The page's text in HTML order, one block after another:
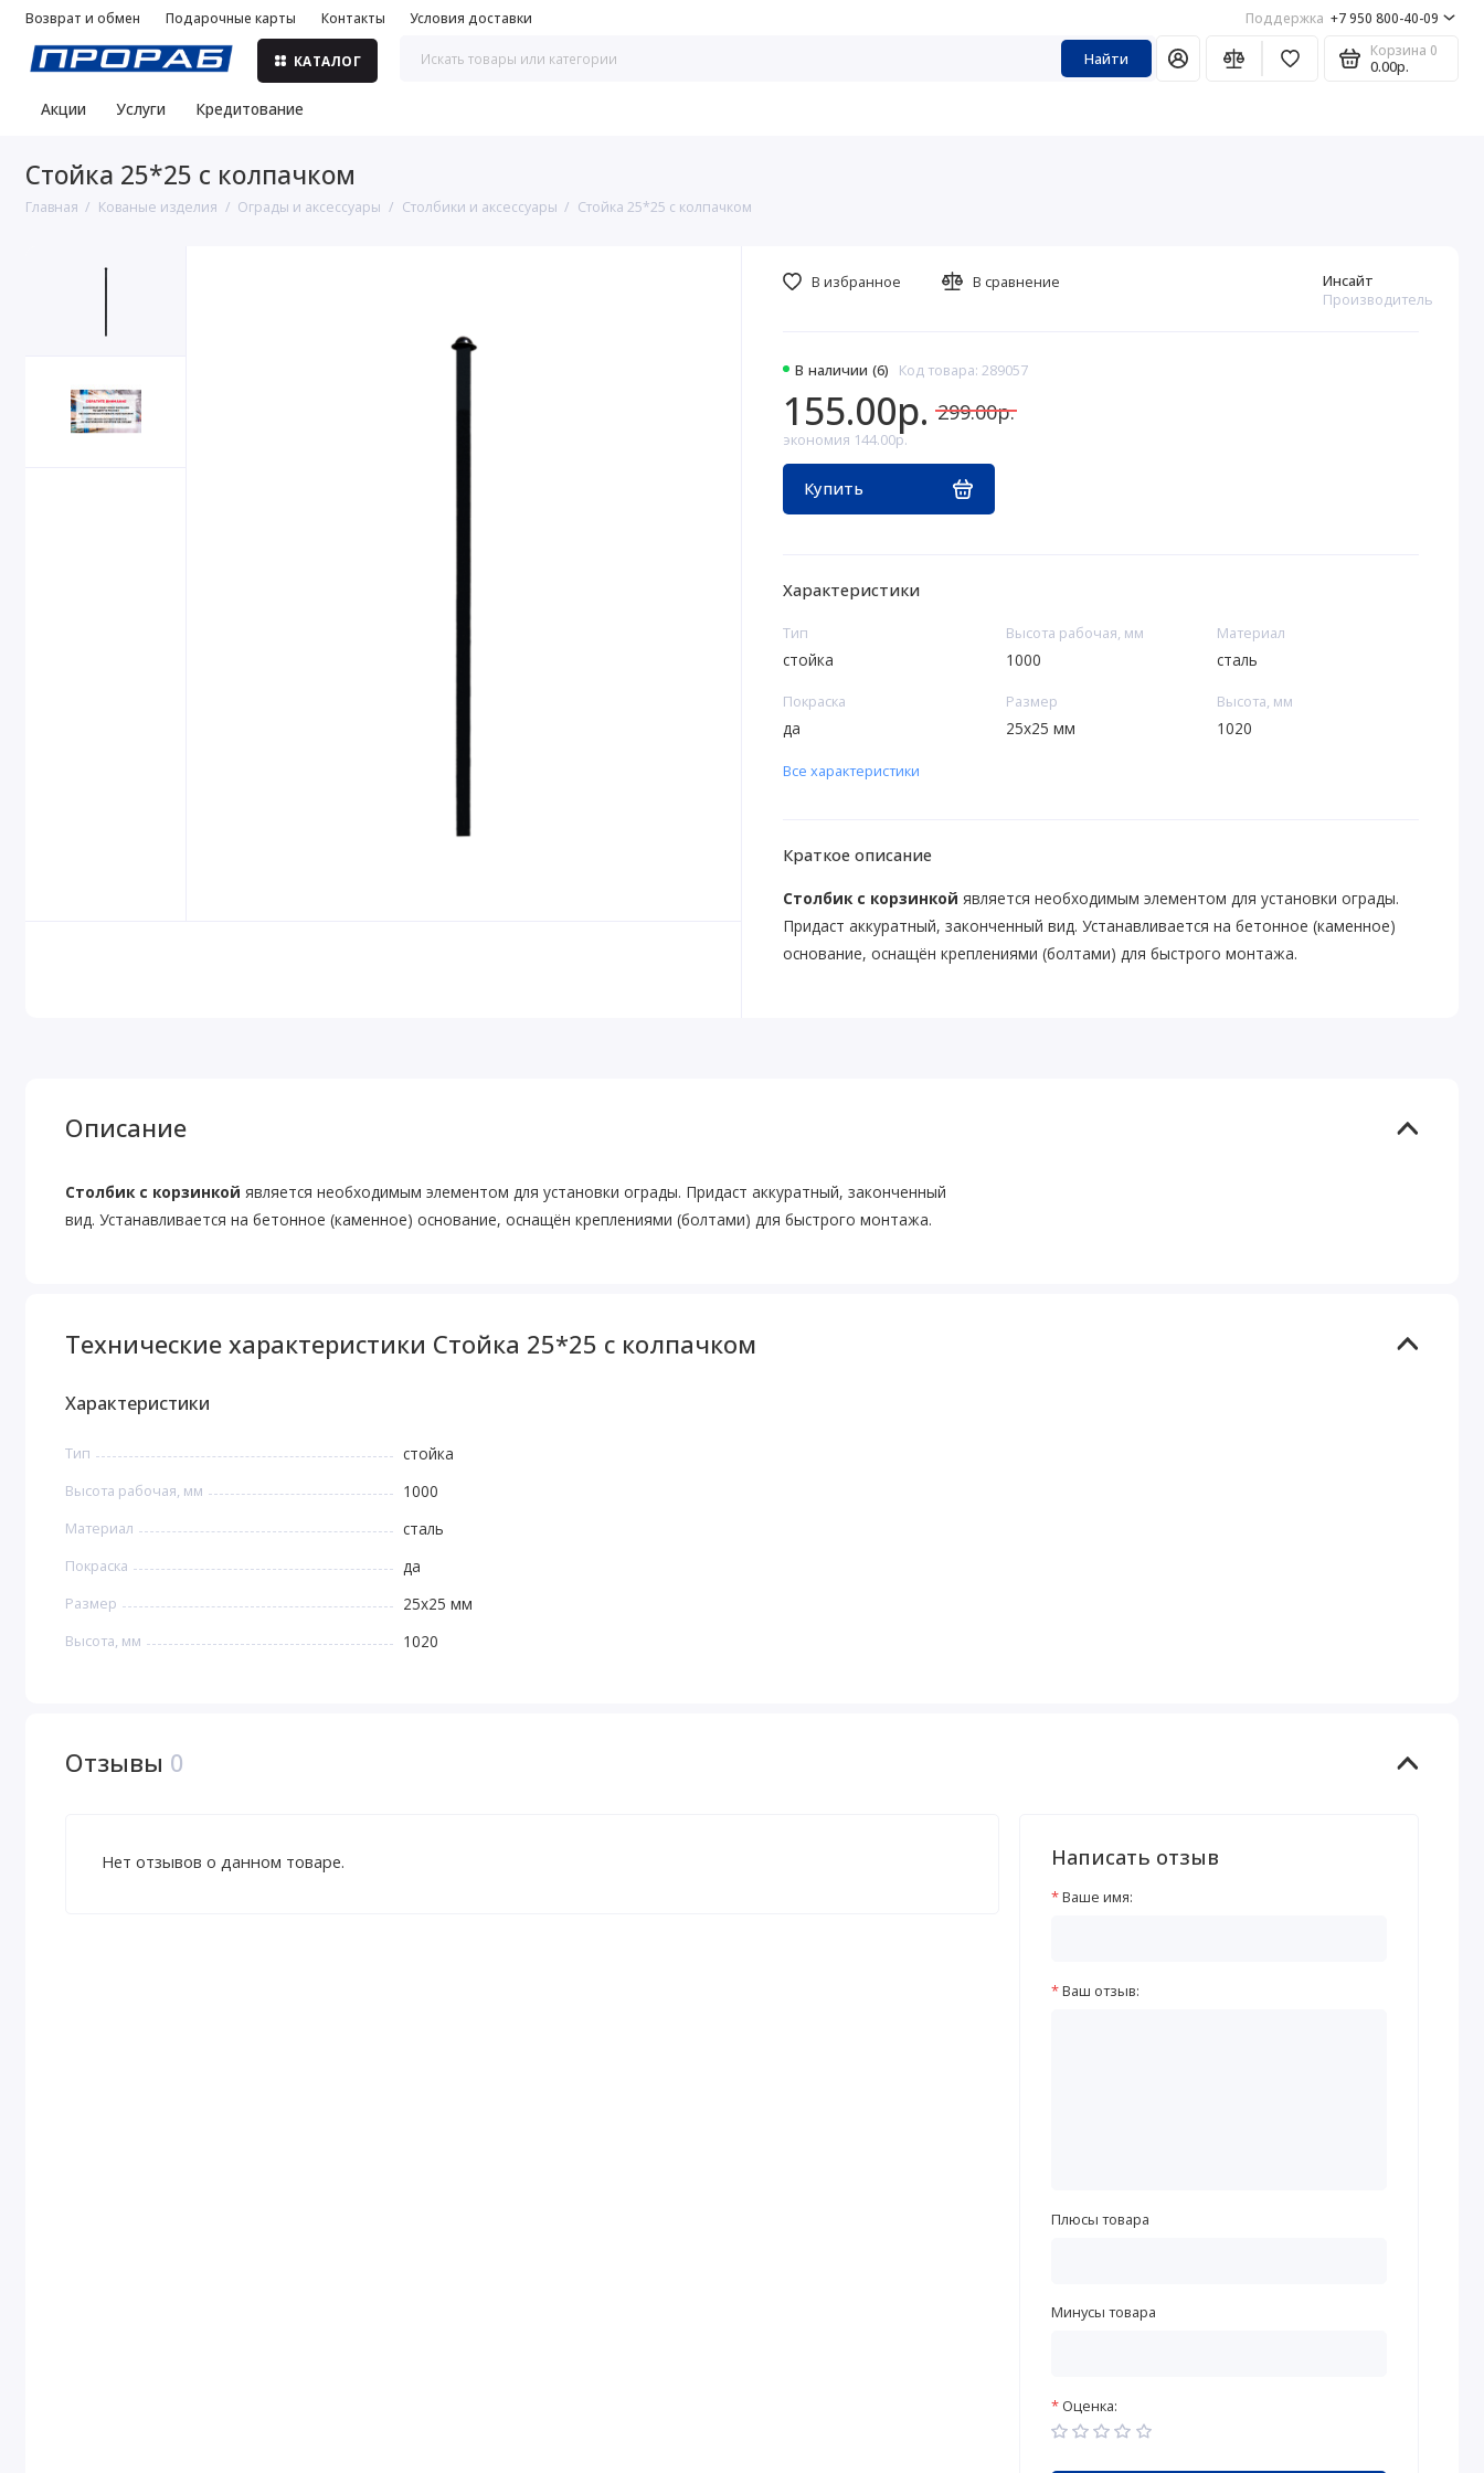
Возврат и обмен Подарочные карты Контакты Условия доставки Поддержка +7 950 800-40-09
КАТАЛОГ Найти Корзина 0
0.00р.
Акции Услуги Кредитование
Стойка 25*25 с колпачком
Главная Кованые изделия Ограды и аксессуары Столбики и аксессуары Стойка 25*25 с колпачком
В наличии (6) Код товара: 289057
Инсайт
Производитель
155.00р. 299.00р.
экономия 144.00р.
Купить
В избранное В сравнение
Характеристики
Тип
стойка
Высота рабочая, мм
1000
Материал
сталь
Покраска
да
Размер
25х25 мм
Высота, мм
1020
Все характеристики
Краткое описание
Столбик с корзинкой является необходимым элементом для установки ограды.
Придаст аккуратный, законченный вид. Устанавливается на бетонное (каменное)
основание, оснащён креплениями (болтами) для быстрого монтажа.
Описание
Столбик с корзинкой является необходимым элементом для установки ограды. Придаст аккуратный, законченный
вид. Устанавливается на бетонное (каменное) основание, оснащён креплениями (болтами) для быстрого монтажа.
Технические характеристики Стойка 25*25 с колпачком
Характеристики
Тип стойка
Высота рабочая, мм 1000
Материал сталь
Покраска да
Размер 25х25 мм
Высота, мм 1020
Отзывы 0
Нет отзывов о данном товаре. Написать отзыв
Ваше имя:
Ваш отзыв:
Плюсы товара
Минусы товара
Оценка: